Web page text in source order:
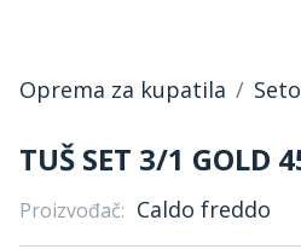
Oprema za kupatila
TUŠ SET 3/1 GOLD
Proizvođač: Caldo freddo